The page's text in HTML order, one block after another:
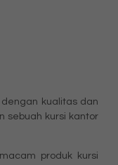
kualitas dan
sebuah kursi kantor
produk kursi